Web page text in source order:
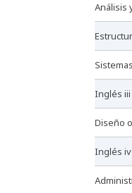
inglés iii
diseño
inglés iv